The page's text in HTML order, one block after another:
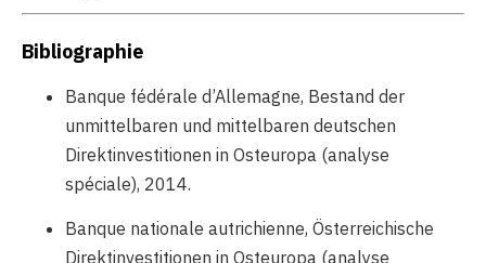
Bibliographie
Banque fédérale d’Allemagne, Bestand der
unmittelbaren und mittelbaren deutschen
Direktinvestitionen in Osteuropa (analyse
spéciale), 2014.
Banque nationale autrichienne, Österreichische
Direktinvestitionen in Osteuropa (analyse